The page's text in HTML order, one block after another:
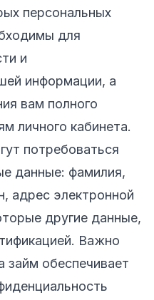
персональных
для
и
информации, а
вам полного
личного кабинета.
потребоваться
данные: фамилия,
адрес электронной
другие данные,
Важно
займ обеспечивает